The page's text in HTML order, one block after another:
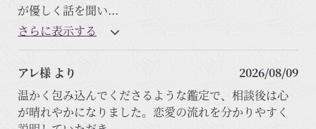
が優しく話を聞い...
さらに表示する
アレ様 より
2026/08/09
温かく包み込んでくださるような鑑定で、相談後は心
が晴れやかになりました。恋愛の流れを分かりやすく